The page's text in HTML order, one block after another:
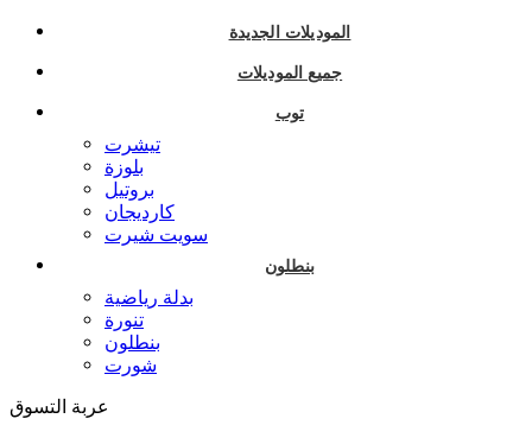
الموديلات الجديدة
جميع الموديلات
توب
تيشرت
بلوزة
بروتيل
كارديجان
سويت شيرت
بنطلون
بدلة رياضية
تنورة
بنطلون
شورت
عربة التسوق